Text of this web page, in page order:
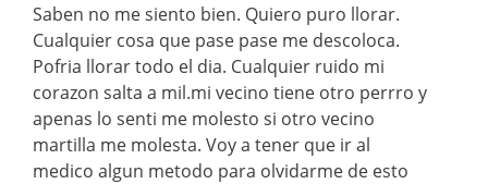
Saben no me siento bien. Quiero puro llorar.
Cualquier cosa que pase pase me descoloca.
Pofria llorar todo el dia. Cualquier ruido mi
corazon salta a mil.mi vecino tiene otro perrro y
apenas lo senti me molesto si otro vecino
martilla me molesta. Voy a tener que ir al
medico algun metodo para olvidarme de esto